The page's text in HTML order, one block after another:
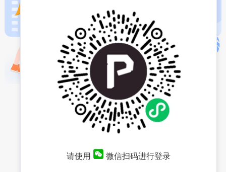
请使用 微信扫码进行登录